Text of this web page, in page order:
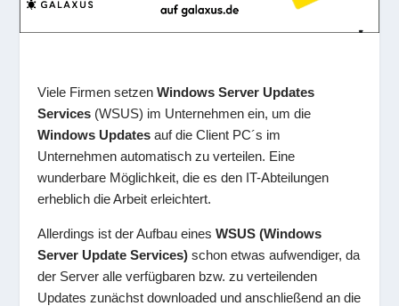
Viele Firmen setzenWindows Server Updates
Services (WSUS) im Unternehmen ein, um die
Windows Updates auf die Client PC´s im
Unternehmen automatisch zu verteilen. Eine
wunderbare Möglichkeit, die es den IT-Abteilungen
erheblich die Arbeit erleichtert.
Allerdings ist der Aufbau einesWSUS (Windows
Server Update Services)schon etwas aufwendiger, da
der Server alle verfügbaren bzw. zu verteilenden
Updates zunächst downloaded und anschließend an die